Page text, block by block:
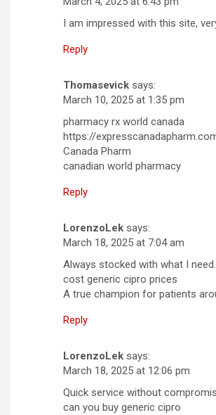
I am impressed with this site,
Reply
Thomasevick says:
March 10, 2025 at 1:35 pm
pharmacy rx world canada
https://
Canada Pharm
canadian world pharmacy
Reply
LorenzoLek says:
March 18, 2025 at 7:04 am
Always stocked with what I need.
cost generic cipro prices
A true champion for patients
Reply
LorenzoLek says:
March 18, 2025 at 12:06 pm
Quick service without
can you buy generic cipro